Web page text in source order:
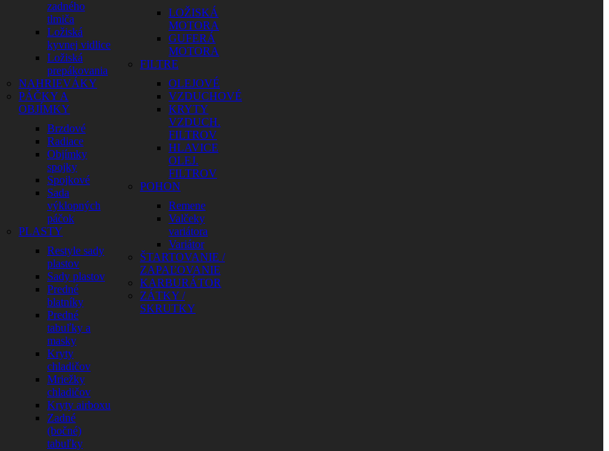
zadného
tlmiča
Ložiská
kyvnej vidlice
Ložiská
prepákovania
NAHRIEVÁKY
PÁČKY A
OBJÍMKY
Brzdové
Radiace
Objímky
spojky
Spojkové
Sada
výklopných
páčok
PLASTY
Restyle sady
plastov
Sady plastov
Predné
blatníky
Predné
tabuľky a
masky
Kryty
chladičov
Mriežky
chladičov
Kryty airboxu
Zadné
(bočné)
tabuľky
LOŽISKÁ
MOTORA
GUFERÁ
MOTORA
FILTRE
OLEJOVÉ
VZDUCHOVÉ
KRYTY
VZDUCH.
FILTROV
HLAVICE
OLEJ.
FILTROV
POHON
Remene
Valčeky
variátora
Variátor
ŠTARTOVANIE /
ZAPAĽOVANIE
KARBURÁTOR
ZÁTKY /
SKRUTKY